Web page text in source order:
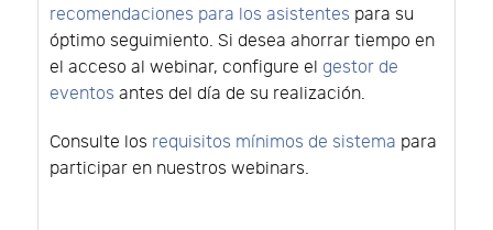
recomendaciones para los asistentes para su
óptimo seguimiento. Si desea ahorrar tiempo en
el acceso al webinar, configure el gestor de
eventos antes del día de su realización.
Consulte los requisitos mínimos de sistema para
participar en nuestros webinars.